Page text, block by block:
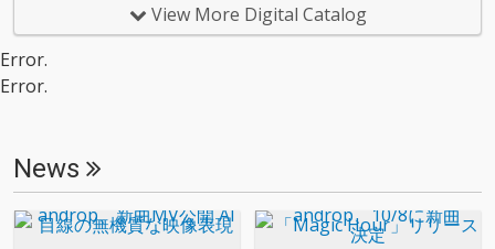
View More Digital Catalog
Error.
Error.
News